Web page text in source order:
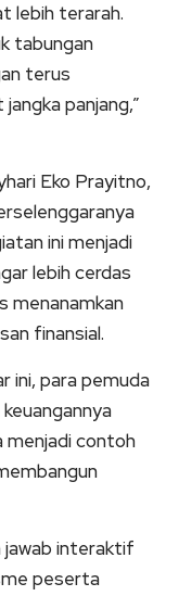
lebih terarah.
tabungan
terus
panjang,”
Eko Prayitno,
ini menjadi
lebih cerdas
menanamkan
finansial.
ini, para pemuda
menjadi contoh
jawab interaktif
peserta